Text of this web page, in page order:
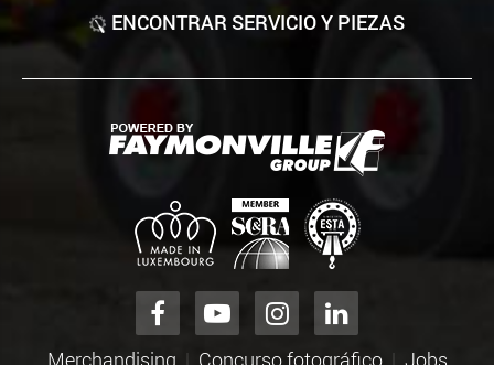
ENCONTRAR SERVICIO Y PIEZAS
Merchandising Concurso fotográfico Jobs